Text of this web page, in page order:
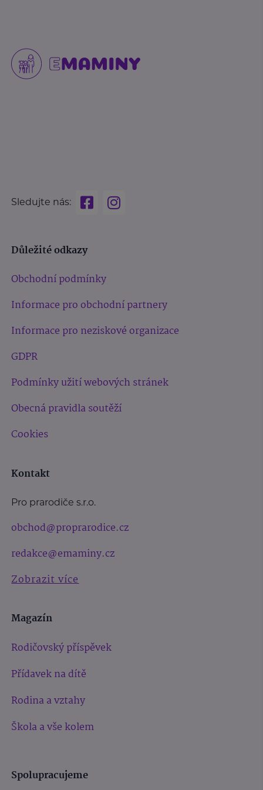
Sledujte nás:
Důležité odkazy
Obchodní podmínky
Informace pro obchodní partnery
Informace pro neziskové organizace
GDPR
Podmínky užití webových stránek
Obecná pravidla soutěží
Cookies
Kontakt
Pro prarodiče s.r.o.
obchod@proprarodice.cz
redakce@emaminy.cz
Zobrazit více
Magazín
Rodičovský příspěvek
Přídavek na dítě
Rodina a vztahy
Škola a vše kolem
Spolupracujeme